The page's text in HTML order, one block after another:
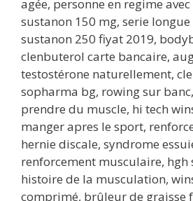
agée, personne en regime
sustanon 150 mg, serie
sustanon 250 fiyat 2019,
clenbuterol carte bancaire,
testostérone naturellement,
sopharma bg, rowing sur
prendre du muscle, hi tech
manger apres le sport,
hernie discale, syndrome
renforcement musculaire, hgh
histoire de la musculation,
comprimé, brûleur de graisse